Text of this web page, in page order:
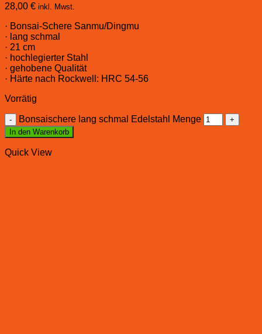
28,00 € inkl. Mwst.
· Bonsai-Schere Sanmu/Dingmu
· lang schmal
· 21 cm
· hochlegierter Stahl
· gehobene Qualität
· Härte nach Rockwell: HRC 54-56
Vorrätig
Bonsaischere lang schmal Edelstahl Menge
In den Warenkorb
Quick View